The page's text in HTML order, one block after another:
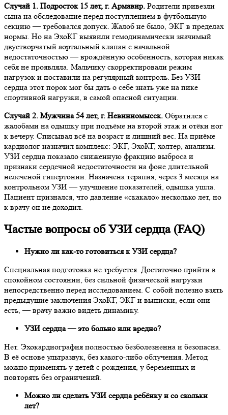
Случай 1. Подросток 15 лет, г. Армавир. Родители привезли
сына на обследование перед поступлением в футбольную
секцию — требовался допуск. Жалоб не было, ЭКГ в пределах
нормы. Но на ЭхоКГ выявили гемодинамически значимый
двустворчатый аортальный клапан с начальной
недостаточностью — врождённую особенность, которая никак
себя не проявляла. Мальчику скорректировали режим
нагрузок и поставили на регулярный контроль. Без УЗИ
сердца этот порок мог бы дать о себе знать уже на пике
спортивной нагрузки, в самой опасной ситуации.
Случай 2. Мужчина 54 лет, г. Невинномысск. Обратился с
жалобами на одышку при подъёме на второй этаж и отёки ног
к вечеру. Списывал всё на возраст и лишний вес. На приёме
кардиолог назначил комплекс: ЭКГ, ЭхоКГ, холтер, анализы.
УЗИ сердца показало сниженную фракцию выброса и
признаки сердечной недостаточности на фоне длительной
нелеченой гипертонии. Назначена терапия, через 3 месяца на
контрольном УЗИ — улучшение показателей, одышка ушла.
Пациент признался, что давление «скакало» несколько лет, но
к врачу он не доходил.
Частые вопросы об УЗИ сердца (FAQ)
Нужно ли как-то готовиться к УЗИ сердца?
Специальная подготовка не требуется. Достаточно прийти в
спокойном состоянии, без сильной физической нагрузки
непосредственно перед исследованием. С собой полезно взять
предыдущие заключения ЭхоКГ, ЭКГ и выписки, если они
есть, — врачу важно видеть динамику.
УЗИ сердца — это больно или вредно?
Нет. Эхокардиография полностью безболезненна и безопасна.
В её основе ультразвук, без какого-либо облучения. Метод
можно применять у детей с рождения, у беременных и
повторять без ограничений.
Можно ли сделать УЗИ сердца ребёнку и со скольки
лет?